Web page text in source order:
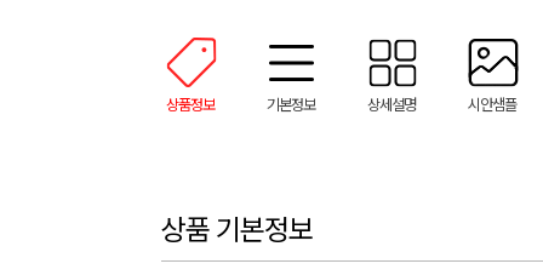
상품정보 기본정보 상세설명 시안샘플
상품 기본정보